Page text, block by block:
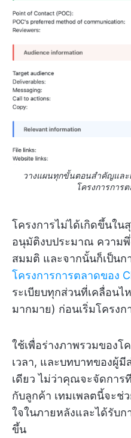
วางแผนทุกขั้นตอนสำคัญและ
โครงการการ
โครงการไม่ได้เกิดขึ้นใ
อนุมัติงบประมาณ ความ
สมมติ และจากนั้นก็เป็นก
โครงการการตลาดของ
ระเบียบทุกส่วนที่เคลื่อนไ
มากมาย) ก่อนเริ่มโครงก
ใช้เพื่อร่างภาพรวมของโ
เวลา, และบทบาทของผู้
เดียว ไม่ว่าคุณจะจัดการ
กับลูกค้า เทมเพลตนี้จะ
ใจในภายหลังและได้รับก
ขึ้น